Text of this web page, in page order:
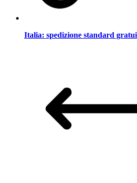
Italia: spedizione standard